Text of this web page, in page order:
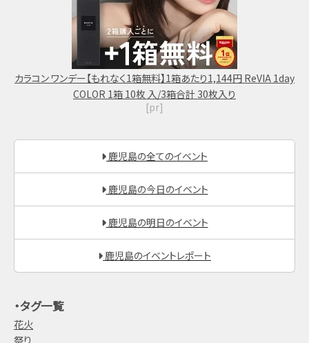
カラコン ワンデー【もれなく1箱無料】1箱あたり1,144円 ReVIA 1day
COLOR 1箱 10枚 入/3箱合計 30枚入り
[pr]
鹿児島の全てのイベント
鹿児島の今日のイベント
鹿児島の明日のイベント
鹿児島のイベントレポート
・タグ一覧
花火
祭り